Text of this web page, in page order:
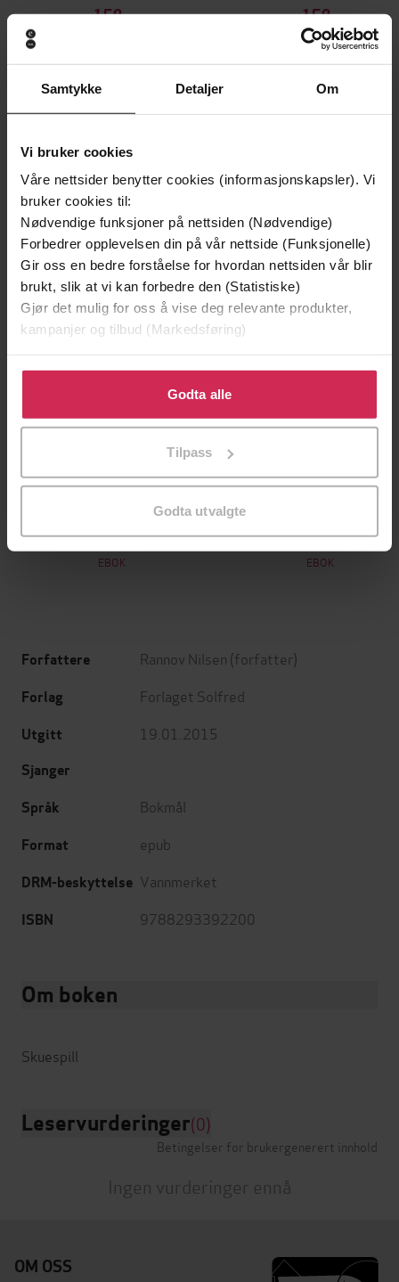
Samtykke Detaljer Om
Vi bruker cookies
Våre nettsider benytter cookies (informasjonskapsler). Vi
bruker cookies til:
Nødvendige funksjoner på nettsiden (Nødvendige)
Forbedrer opplevelsen din på vår nettside (Funksjonelle)
Gir oss en bedre forståelse for hvordan nettsiden vår blir
brukt, slik at vi kan forbedre den (Statistiske)
Gjør det mulig for oss å vise deg relevante produkter,
kampanjer og tilbud (Markedsføring)
Klikk på «Godta alle» for å gi oss ditt samtykke til å
bruke cookies for alle disse formålene. Du kan også
tilpasse ditt samtykke til spesifikke formål ved å klikke
Godta alle
Tilpass
Godta utvalgte
159,-
Rannov Nilsen
159,-
Det nye
Rannov Nilsen
EBOK
Andre har også kjøpt
Premium
Vinner av Rivertonprisen
Jo Nesbø
EBOK
Premium
Første gang på tilbud
Jørn Lier Horst
EBOK
Forfattere Rannov Nilsen (forfatter)
Forlag Forlaget Solfred
Utgitt 19.01.2015
Sjanger
Språk
Bokmål
Format epub
DRM-beskyttelse Vannmerket
ISBN 9788293392200
Om boken
Leservurderinger(0)
Betingelser for brukergenerert innhold
Ingen vurderinger ennå
OM OSS